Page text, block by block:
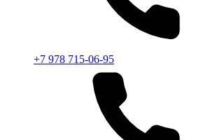
+7 978 715-06-95